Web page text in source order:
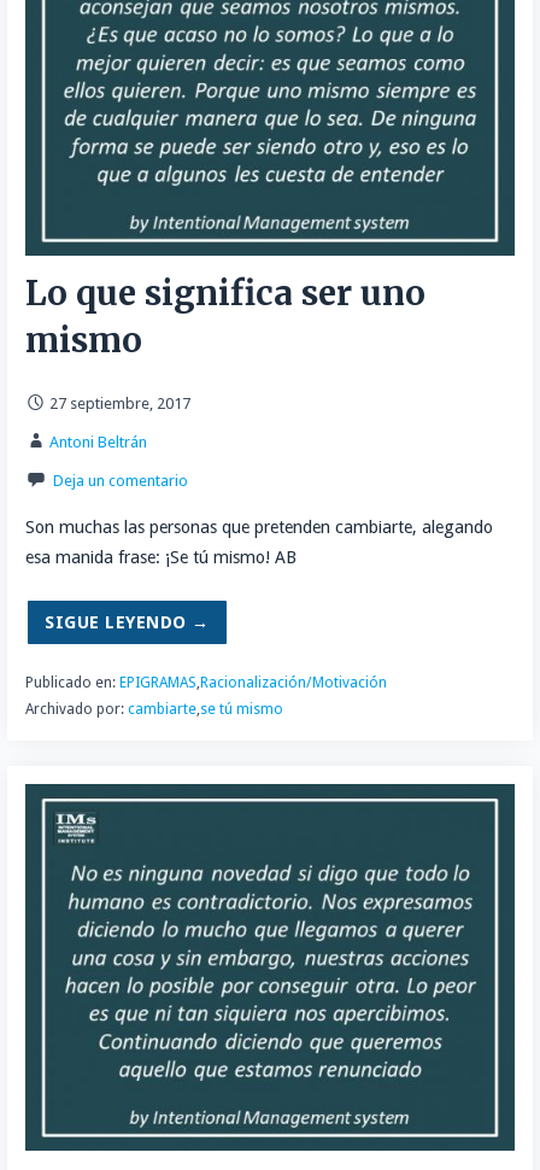
Lo que significa ser uno
mismo
27 septiembre, 2017
Antoni Beltrán
Deja un comentario
Son muchas las personas que pretenden cambiarte, alegando
esa manida frase: ¡Se tú mismo! AB
SIGUE LEYENDO →
Publicado en: EPIGRAMAS,Racionalización/Motivación
Archivado por: cambiarte,se tú mismo